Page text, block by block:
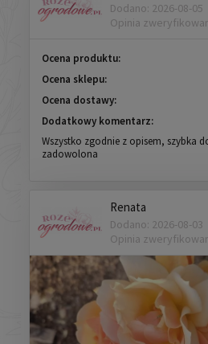
Dodano: 2026-08-05
Opinia
Ocena produktu:
Ocena sklepu:
Ocena dostawy:
Dodatkowy komentarz:
Wszystko zgodnie z opisem, szybka
zadowolona
Renata
Dodano: 2026-08-03
Opinia